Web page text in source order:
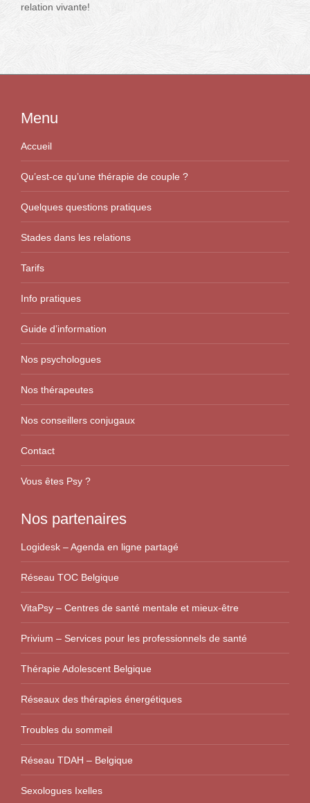
relation vivante!
Menu
Accueil
Qu’est-ce qu’une thérapie de couple ?
Quelques questions pratiques
Stades dans les relations
Tarifs
Info pratiques
Guide d’information
Nos psychologues
Nos thérapeutes
Nos conseillers conjugaux
Contact
Vous êtes Psy ?
Nos partenaires
Logidesk – Agenda en ligne partagé
Réseau TOC Belgique
VitaPsy – Centres de santé mentale et mieux-être
Privium – Services pour les professionnels de santé
Thérapie Adolescent Belgique
Réseaux des thérapies énergétiques
Troubles du sommeil
Réseau TDAH – Belgique
Sexologues Ixelles